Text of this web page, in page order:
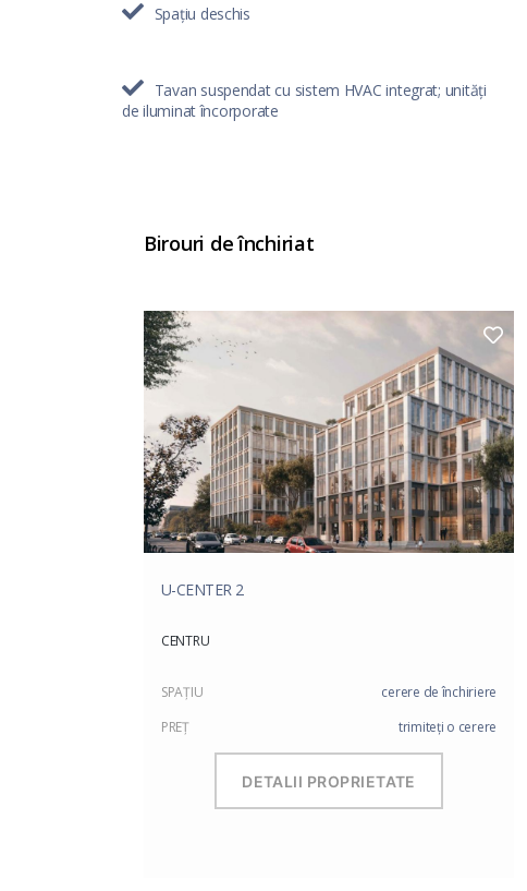
Spațiu deschis
Tavan suspendat cu sistem HVAC integrat; unități
de iluminat încorporate
Birouri de închiriat
U-CENTER 2
CENTRU
SPAŢIU
cerere de închiriere
PREŢ
trimiteți o cerere
DETALII PROPRIETATE